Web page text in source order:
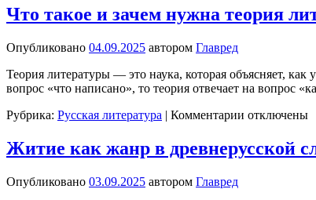
как
род,
жанры,
Что такое и зачем нужна теория
Опубликовано 04.09.2025 автором Главред
Теория литературы — это наука, которая объясняет, как
вопрос «что написано», то теория отвечает на вопрос
Рубрика: Русская литература | Комментарии к
такое
отключены
Житие как жанр в древнерусской
Опубликовано 03.09.2025 автором Главред